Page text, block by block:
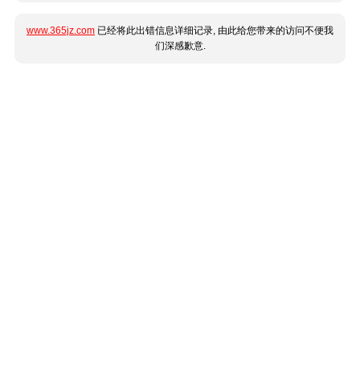
www.365jz.com 已经将此出错信息详细记录, 由此给您带来的访问不便我
们深感歉意.